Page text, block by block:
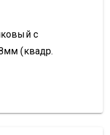
с
(квадр.